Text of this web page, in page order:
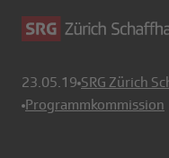
23.05.19 SRG Zürich
Programmkommission